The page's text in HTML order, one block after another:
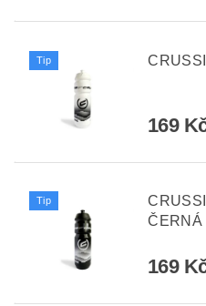
Tip
169
Tip
ČERNÁ
169